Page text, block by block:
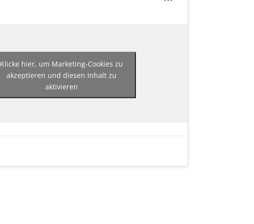
Klicke hier, um Marketing-Cookies zu
akzeptieren und diesen Inhalt zu
aktivieren